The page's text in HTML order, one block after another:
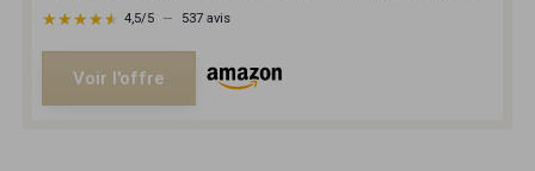
★★★★★
★★★★★ 4,5/5 — 537 avis
Voir l'offre